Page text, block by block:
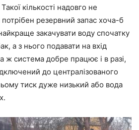
кількості надовго не
резервний запас хоча-б
закачувати воду спочатку
а з нього подавати на вхід
ж система добре працює і в разі,
до централізованого
тиск дуже низький або вода